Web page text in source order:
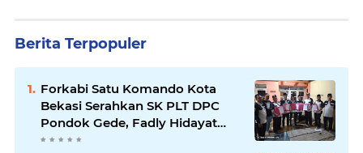
Berita Terpopuler
Forkabi Satu Komando Kota
Bekasi Serahkan SK PLT DPC
Pondok Gede, Fadly Hidayat
Dipercaya Memimpin